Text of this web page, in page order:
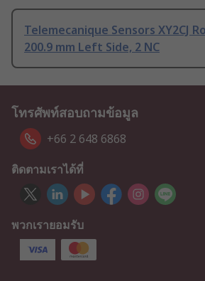
Telemecanique Sensors XY2CJ
200.9 mm Left Side, 2 NC
โทรศัพท์สอบถามข้อมูล
+66 2 648 6868
ติดตามเราได้ที่
พวกเรายอมรับ